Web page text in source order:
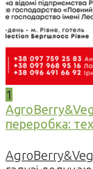
1
AgroBerry&Veg
переробка:
AgroBerry&Veg